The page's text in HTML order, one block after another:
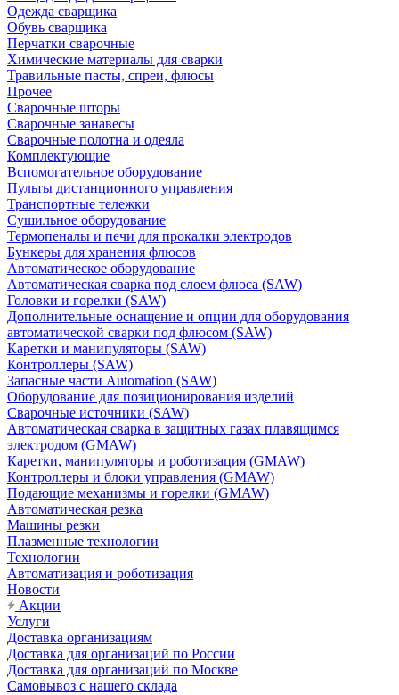
Одежда сварщика
Обувь сварщика
Перчатки сварочные
Химические материалы для сварки
Травильные пасты, спреи, флюсы
Прочее
Сварочные шторы
Сварочные занавесы
Сварочные полотна и одеяла
Комплектующие
Вспомогательное оборудование
Пульты дистанционного управления
Транспортные тележки
Сушильное оборудование
Термопеналы и печи для прокалки электродов
Бункеры для хранения флюсов
Автоматическое оборудование
Автоматическая сварка под слоем флюса (SAW)
Головки и горелки (SAW)
Дополнительные оснащение и опции для оборудования
автоматической сварки под флюсом (SAW)
Каретки и манипуляторы (SAW)
Контроллеры (SAW)
Запасные части Automation (SAW)
Оборудование для позиционирования изделий
Сварочные источники (SAW)
Автоматическая сварка в защитных газах плавящимся
электродом (GMAW)
Каретки, манипуляторы и роботизация (GMAW)
Контроллеры и блоки управления (GMAW)
Подающие механизмы и горелки (GMAW)
Автоматическая резка
Машины резки
Плазменные технологии
Технологии
Автоматизация и роботизация
Новости
Акции
Услуги
Доставка организациям
Доставка для организаций по России
Доставка для организаций по Москве
Самовывоз с нашего склада